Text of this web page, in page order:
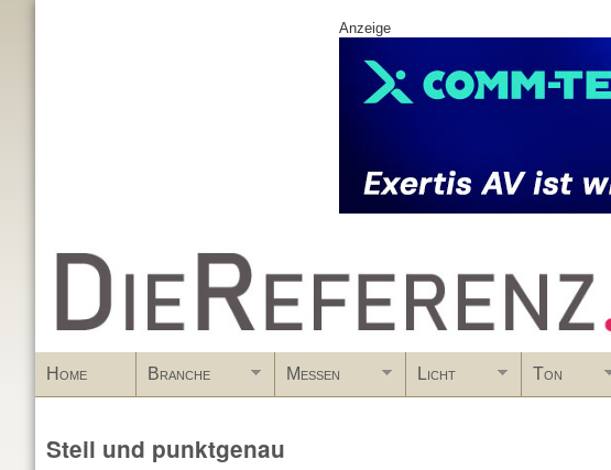
Anzeige
www.DieReferenz.de
Home Branche Messen Licht Ton
Steil und punktgenau